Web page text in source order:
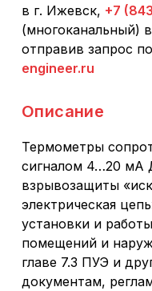
в г. Ижевск, +7
(многоканальный)
отправив запрос
engineer.ru
Описание
Термометры
сигналом 4…20 мА
взрывозащиты
электрическая
установки и
помещений и
главе 7.3 ПУЭ и
документам,